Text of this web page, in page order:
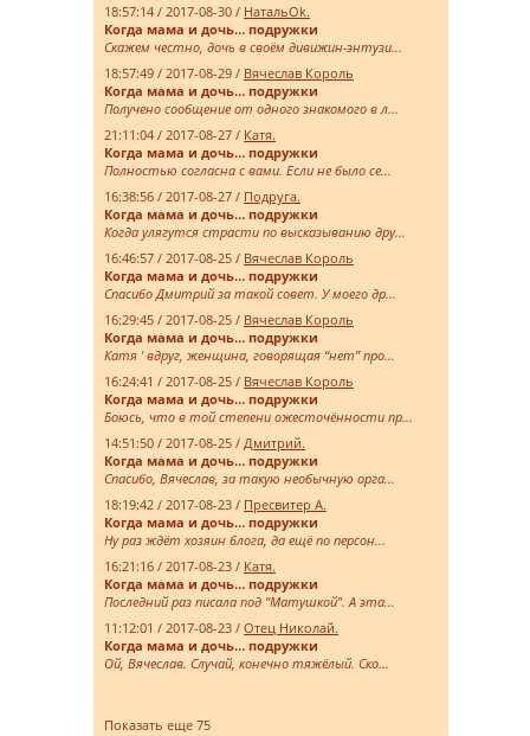
18:57:14 / 2017-08-30 / НатальOk.
Когда мама и дочь… подружки
Скажем честно, дочь в своём дивижин-энтузи...
18:57:49 / 2017-08-29 / Вячеслав Король
Когда мама и дочь… подружки
Получено сообщение от одного знакомого в л...
21:11:04 / 2017-08-27 / Катя.
Когда мама и дочь… подружки
Полностью согласна с вами. Если не было се...
16:38:56 / 2017-08-27 / Подруга.
Когда мама и дочь… подружки
Когда улягутся страсти по высказыванию дру...
16:46:57 / 2017-08-25 / Вячеслав Король
Когда мама и дочь… подружки
Спасибо Дмитрий за такой совет. У моего др...
16:29:45 / 2017-08-25 / Вячеслав Король
Когда мама и дочь… подружки
Катя ' вдруг, женщина, говорящая “нет” про...
16:24:41 / 2017-08-25 / Вячеслав Король
Когда мама и дочь… подружки
Боюсь, что в той степени ожесточённости пр...
14:51:50 / 2017-08-25 / Дмитрий.
Когда мама и дочь… подружки
Спасибо, Вячеслав, за такую необычную орга...
18:19:42 / 2017-08-23 / Пресвитер А.
Когда мама и дочь… подружки
Ну раз ждёт хозяин блога, да ещё по персон...
16:21:16 / 2017-08-23 / Катя.
Когда мама и дочь… подружки
Последний раз писала под "Матушкой". А эта...
11:12:01 / 2017-08-23 / Отец Николай.
Когда мама и дочь… подружки
Ой, Вячеслав. Случай, конечно тяжёлый. Ско...
Показать еще 75